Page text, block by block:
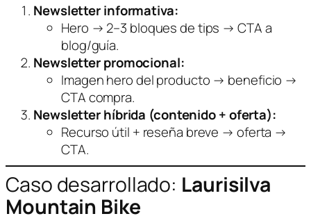
Newsletter informativa:
Hero → 2–3 bloques de tips → CTA a
blog/guía.
Newsletter promocional:
Imagen hero del producto → beneficio →
CTA compra.
Newsletter híbrida (contenido + oferta):
Recurso útil + reseña breve → oferta →
CTA.
Caso desarrollado: Laurisilva
Mountain Bike